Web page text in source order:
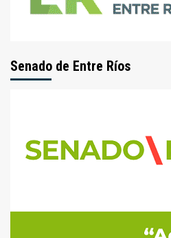
Senado de Entre Ríos